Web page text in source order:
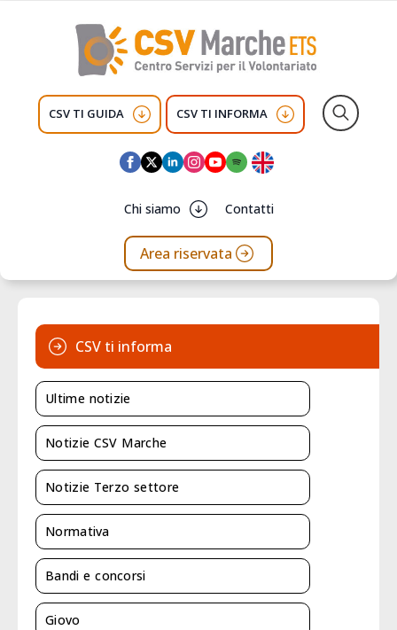
CSV TI GUIDA CSV TI INFORMA
Chi siamo Contatti
Area riservata
CSV ti informa
Ultime notizie
Notizie CSV Marche
Notizie Terzo settore
Normativa
Bandi e concorsi
Giovo